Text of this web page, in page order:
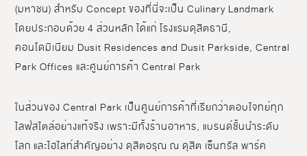
(มหาชน) สำหรับ Concept ของที่นี่จะเป็น Culinary Landmark
โดยประกอบด้วย 4 ส่วนหลัก ได้แก่ โรงแรมดุสิตธานี,
คอนโดมิเนียม Dusit Residences and Dusit Parkside, Central
Park Offices และศูนย์การค้า Central Park
ในส่วนของ Central Park เป็นศูนย์การค้าที่เรียกว่าตอบโจทย์ทุก
ไลฟ์สไตล์อย่างแท้จริง เพราะมีทั้งร้านอาหาร, แบรนด์ชั้นนำระดับ
โลก และไฮไลท์สำคัญอย่าง ดุสิตอรุณ ณ ดุสิต เซ็นทรัล พาร์ค